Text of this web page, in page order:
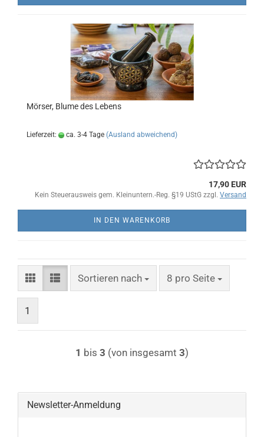
Mörser, Blume des Lebens
Lieferzeit: ca. 3-4 Tage (Ausland abweichend)
17,90 EUR
Kein Steuerausweis gem. Kleinuntern.-Reg. §19 UStG zzgl. Versand
IN DEN WARENKORB
Sortieren nach
Sortieren nach 8 pro Seite
pro Seite
1
1 bis 3 (von insgesamt 3)
Newsletter-Anmeldung